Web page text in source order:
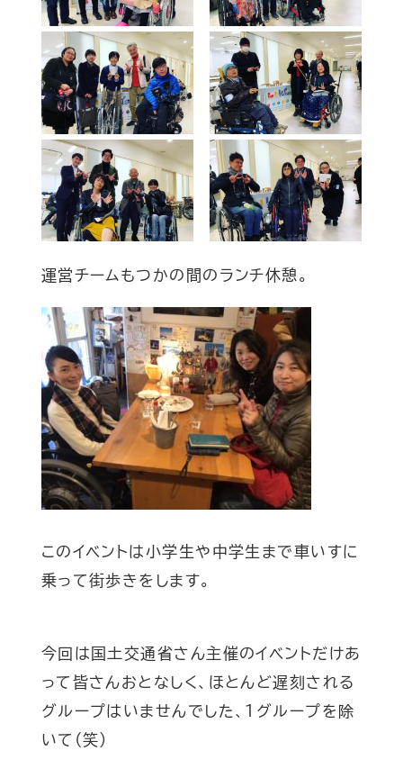
運営チームもつかの間のランチ休憩。
このイベントは小学生や中学生まで車いすに
乗って街歩きをします。
今回は国土交通省さん主催のイベントだけあ
って皆さんおとなしく、ほとんど遅刻される
グループはいませんでした、１グループを除
いて(笑)